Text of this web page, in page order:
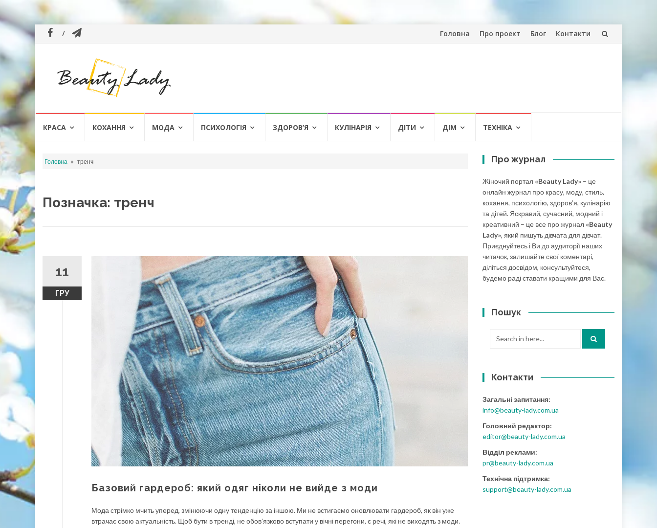
Skip
Головна Про проект Блог Контакти
КРАСА КОХАННЯ МОДА ПСИХОЛОГІЯ ЗДОРОВ’Я КУЛІНАРІЯ ДІТИ ДІМ ТЕХНІКА
Головна » тренч
Позначка: тренч
11
ГРУ
Базовий гардероб: який одяг ніколи не вийде з моди
Мода стрімко мчить уперед, змінюючи одну тенденцію за іншою. Ми не встигаємо оновлювати гардероб, як він уже
втрачає свою актуальність. Щоб бути в тренді, не обов’язково вступати у вічні перегони, є речі, які не виходять з моди.
Про журнал
Жіночий портал «Beauty Lady» – це
онлайн журнал про красу, моду, стиль,
кохання, психологію, здоров’я, кулінарію
та дітей. Яскравий, сучасний, модний і
креативний – це все про журнал «Beauty
Lady», який пишуть дівчата для дівчат.
Приєднуйтесь і Ви до аудиторії наших
читачок, залишайте свої коментарі,
діліться досвідом, консультуйтеся,
будемо раді ставати кращими для Вас.
Пошук
Контакти
Загальні запитання:
info@beauty-lady.com.ua
Головний редактор:
editor@beauty-lady.com.ua
Відділ реклами:
pr@beauty-lady.com.ua
Технічна підтримка:
support@beauty-lady.com.ua